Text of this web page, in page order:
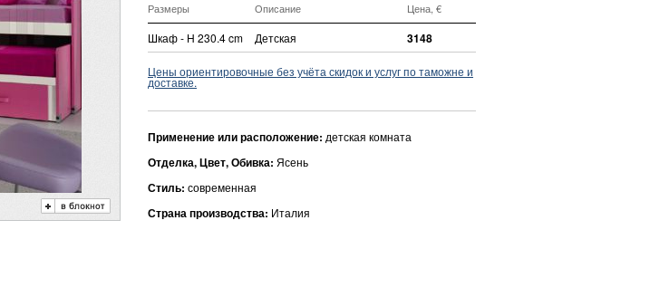
Размеры Описание Цена, €
Шкаф - H 230.4 cm Детская 3148
Цены ориентировочные без учёта скидок и услуг по таможне и
доставке.
Применение или расположение: детская комната
Отделка, Цвет, Обивка: Ясень
Стиль: современная
Страна производства: Италия